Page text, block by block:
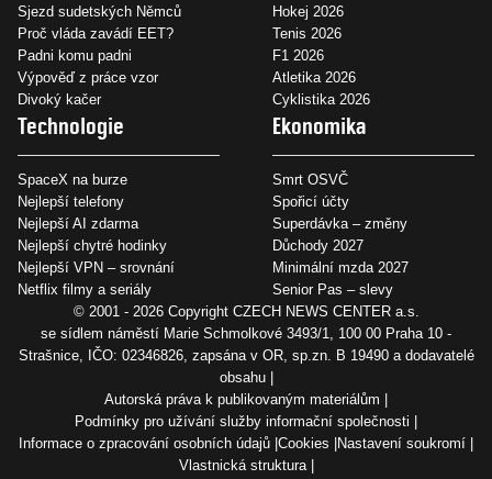
Sjezd sudetských Němců
Proč vláda zavádí EET?
Padni komu padni
Výpověď z práce vzor
Divoký kačer
Hokej 2026
Tenis 2026
F1 2026
Atletika 2026
Cyklistika 2026
Technologie
SpaceX na burze
Nejlepší telefony
Nejlepší AI zdarma
Nejlepší chytré hodinky
Nejlepší VPN – srovnání
Netflix filmy a seriály
Ekonomika
Smrt OSVČ
Spořicí účty
Superdávka – změny
Důchody 2027
Minimální mzda 2027
Senior Pas – slevy
© 2001 - 2026 Copyright CZECH NEWS CENTER a.s.
se sídlem náměstí Marie Schmolkové 3493/1, 100 00 Praha 10 -
Strašnice, IČO: 02346826, zapsána v OR, sp.zn. B 19490 a dodavatelé
obsahu
Autorská práva k publikovaným materiálům
Podmínky pro užívání služby informační společnosti
Informace o zpracování osobních údajů Cookies
Nastavení soukromí
Vlastnická struktura